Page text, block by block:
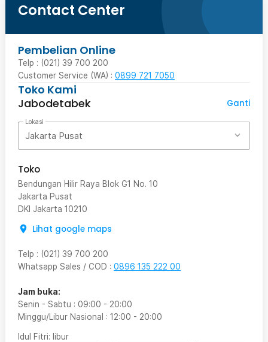
Contact Center
Pembelian Online
Telp : (021) 39 700 200
Customer Service (WA) : 0899 721 7050
Toko Kami
Jabodetabek
Ganti
Lokasi
Jakarta Pusat
Toko
Bendungan Hilir Raya Blok G1 No. 10
Jakarta Pusat
DKI Jakarta 10210
Lihat google maps
Telp : (021) 39 700 200
Whatsapp Sales / COD : 0896 135 222 00
Jam buka:
Senin - Sabtu : 09:00 - 20:00
Minggu/Libur Nasional : 12:00 - 20:00
Idul Fitri: libur